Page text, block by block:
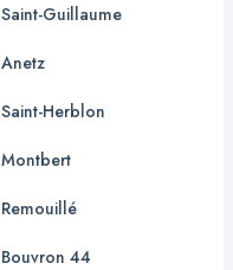
Saint-Guillaume
Anetz
Saint-Herblon
Montbert
Remouillé
Bouvron 44